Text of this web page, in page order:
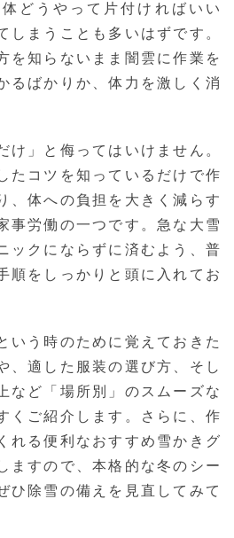
どうやって片付ければいい
しまうことも多いはずです。
を知らないまま闇雲に作業を
るばかりか、体力を激しく消
け」と侮ってはいけません。
たコツを知っているだけで作
、体への負担を大きく減らす
事労働の一つです。急な大雪
ックにならずに済むよう、普
順をしっかりと頭に入れてお
いう時のために覚えておきた
、適した服装の選び方、そし
など「場所別」のスムーズな
くご紹介します。さらに、作
れる便利なおすすめ雪かきグ
ますので、本格的な冬のシー
ひ除雪の備えを見直してみて